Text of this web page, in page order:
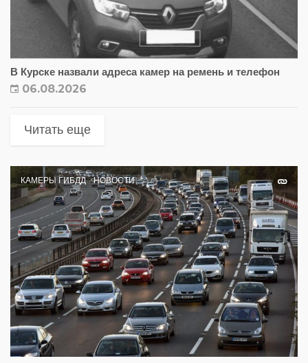
В Курске назвали адреса камер на ремень и телефон
06.08.2026
Читать еще
КАМЕРЫ ГИБДД НОВОСТИ